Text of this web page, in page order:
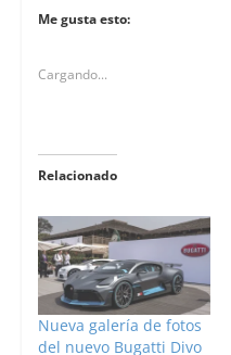
Me gusta esto:
Cargando...
Relacionado
Nueva galería de fotos
del nuevo Bugatti Divo